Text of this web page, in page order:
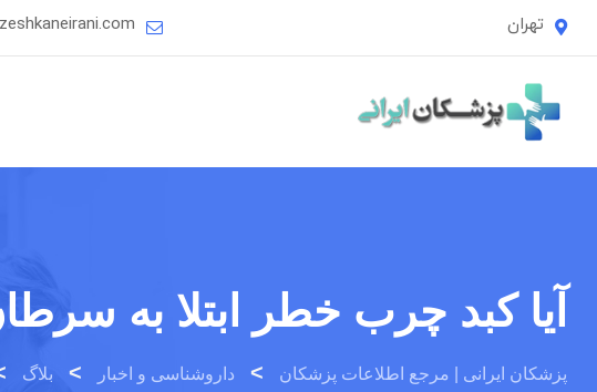
تهران
آیا کبد چرب خطر ابتلا به
پزشکان ایرانی | مرجع اطلاعات پزشکان > داروشناسی و اخبار > بلاگ